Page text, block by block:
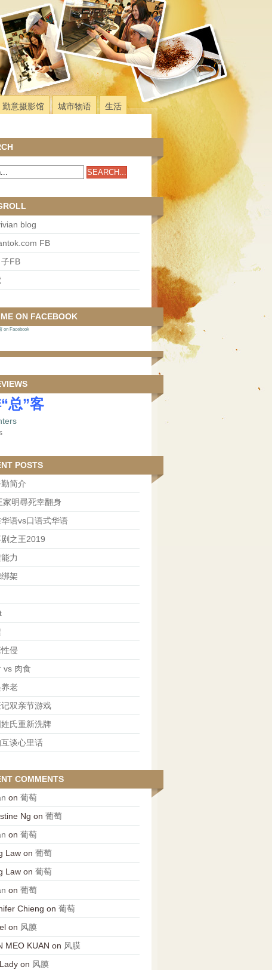
勤意摄影馆 城市物语 生活
blog
FB
FB
ON FACEBOOK
on Facebook
总”客
POSTS
简介
家明尋死幸翻身
语vs口语式华语
之王2019
力
架
侵
vs 肉食
老
双亲节游戏
氏重新洗牌
互谈心里话
COMMENTS
on 葡萄
Ng on 葡萄
on 葡萄
Law on 葡萄
Law on 葡萄
on 葡萄
Chieng on 葡萄
on 风膜
MEO KUAN on 风膜
on 风膜